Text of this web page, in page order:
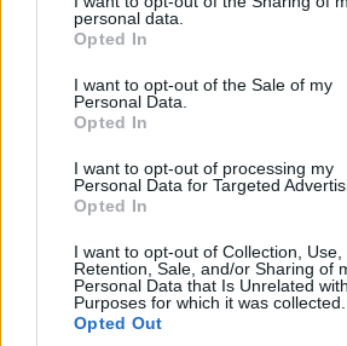
personal data.
Opted In
I want to opt-out of the Sale of my
Personal Data.
Opted In
I want to opt-out of processing my
Personal Data for Targeted
Opted In
I want to opt-out of Collection, Use,
Retention, Sale, and/or Sharing of
Personal Data that Is Unrelated
Purposes for which it was collected.
Opted Out
0
short_circuit
2024. 10. 22. 18:10
Előzmény:
Tegyük hozzá akkor, ha Trump nyer ÉS
már önmagában sok feltétel, de ha
szcenárióban tőzsde zuhanna (amit a fed
meg erősödne (amit se a fed se senki más
gyorsan előjönne a galamb Powell-ből.
ritkán paritason a dollár jó hosszú ideje.
amit el tudok képzelni, tér most inkább